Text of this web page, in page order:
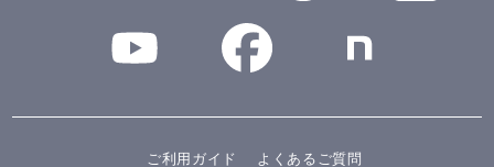
ご利用ガイド よくあるご質問